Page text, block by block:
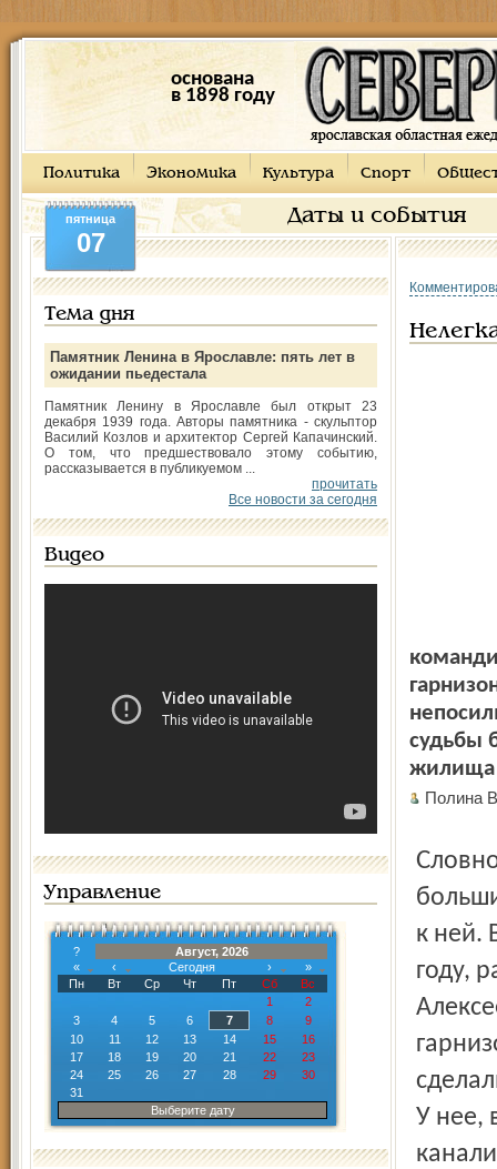
основана
в 1898 году
Политика Экономика Культура Спорт
Даты и события
пятница
07
Тема дня
Памятник Ленина в Ярославле: пять лет в
ожидании пьедестала
Памятник Ленину в Ярославле был открыт 23
декабря 1939 года. Авторы памятника - скульптор
Василий Козлов и архитектор Сергей Капачинский.
О том, что предшествовало этому событию,
рассказывается в публикуемом ...
прочитать
Все новости за сегодня
Видео
Управление
?
Август, 2026
«
‹ Сегодня ›
»
Пн
Вт Ср Чт Пт Сб
Вс
1
2
3
4 5 6 7 8
9
10
11 12 13 14 15
16
17
18 19 20 21 22
23
24
25 26 27 28 29
30
31
Выберите дату
судьбы
жилища
Полина
Словно предвидя грядущую эпоху радикальных перемен,
к ней.
году,
У нее,